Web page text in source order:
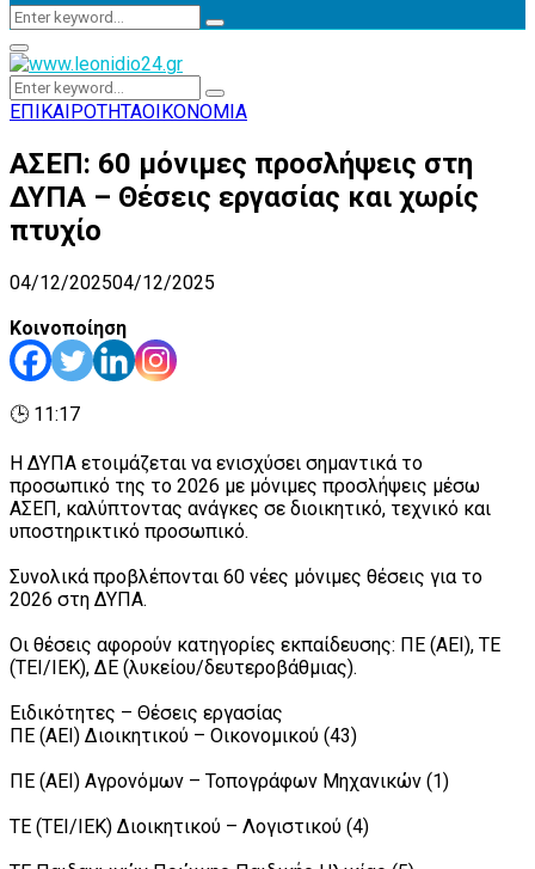
Search
Search
Primary
Menu
Search
for:
Search
ΕΠΙΚΑΙΡΟΤΗΤΑΟΙΚΟΝΟΜΙΑ
ΑΣΕΠ: 60 μόνιμες προσλήψεις στη
ΔΥΠΑ – Θέσεις εργασίας και χωρίς
πτυχίο
04/12/202504/12/2025
Κοινοποίηση
🕒 11:17
Η ΔΥΠΑ ετοιμάζεται να ενισχύσει σημαντικά το
προσωπικό της το 2026 με μόνιμες προσλήψεις μέσω
ΑΣΕΠ, καλύπτοντας ανάγκες σε διοικητικό, τεχνικό και
υποστηρικτικό προσωπικό.
Συνολικά προβλέπονται 60 νέες μόνιμες θέσεις για το
2026 στη ΔΥΠΑ.
Οι θέσεις αφορούν κατηγορίες εκπαίδευσης: ΠΕ (ΑΕΙ), ΤΕ
(ΤΕΙ/ΙΕΚ), ΔΕ (λυκείου/δευτεροβάθμιας).
Ειδικότητες – Θέσεις εργασίας
ΠΕ (ΑΕΙ) Διοικητικού – Οικονομικού (43)
ΠΕ (ΑΕΙ) Αγρονόμων – Τοπογράφων Μηχανικών (1)
ΤΕ (ΤΕΙ/ΙΕΚ) Διοικητικού – Λογιστικού (4)